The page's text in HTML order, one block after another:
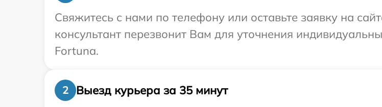
Свяжитесь с нами по телефону или оставьте заявку на
консультант перезвонит Вам для уточнения
Fortuna.
2
Выезд курьера за 35 минут